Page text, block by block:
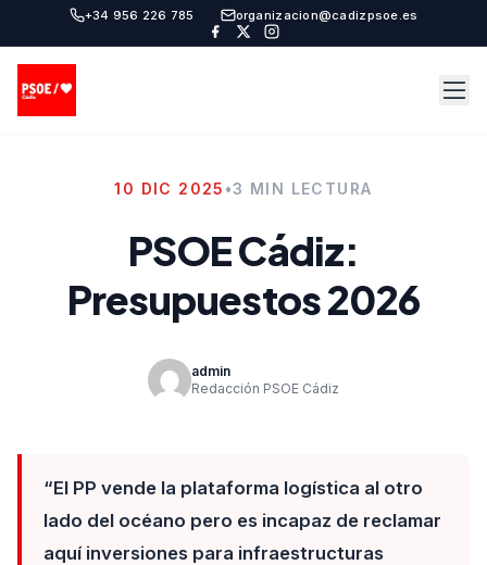
+34 956 226 785 organizacion@cadizpsoe.es
10 DIC 2025 •3 MIN LECTURA
PSOE Cádiz:
Presupuestos 2026
admin
Redacción PSOE Cádiz
“El PP vende la plataforma logística al otro
lado del océano pero es incapaz de reclamar
aquí inversiones para infraestructuras